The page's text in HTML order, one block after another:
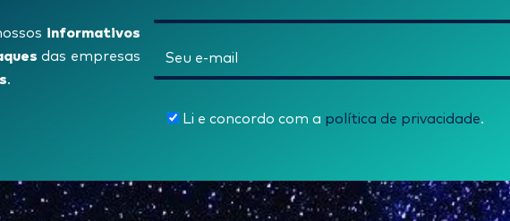
informativos
das empresas
.
*
-
l
*
Li e concordo com a política de privacidade.